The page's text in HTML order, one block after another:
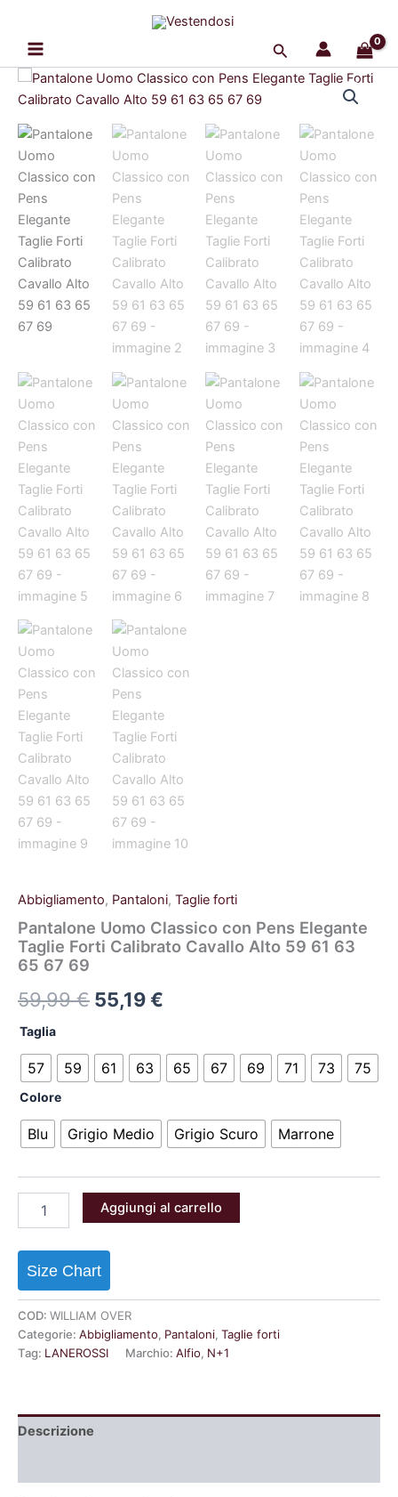
contenuto
Cerca
Abbigliamento, Pantaloni, Taglie forti
Pantalone Uomo Classico con Pens Elegante
Taglie Forti Calibrato Cavallo Alto 59 61 63
65 67 69
59,99€
Il
originale
era:
59,99 €.
55,19€
Il
attuale
è:
55,19 €.
Taglia
57 59 61 63 65 67 69 71 73 75
Colore
Blu Grigio Medio Grigio Scuro Marrone
Pantalone
Uomo
con
Pens
Elegante
Taglie
Forti
Calibrato
Cavallo
Alto
59
61
63
65
quantità
Aggiungi al carrello
Size Chart
COD: WILLIAM OVER
Categorie: Abbigliamento, Pantaloni, Taglie forti
Tag: LANEROSSI Marchio: Alfio, N+1
Descrizione